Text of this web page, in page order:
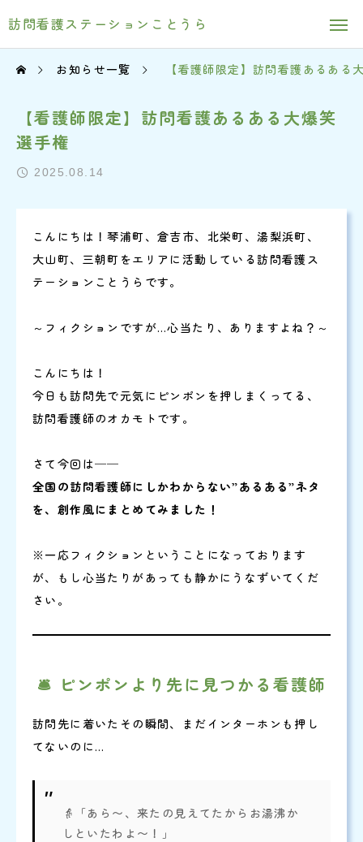
訪問看護ステーションことうら
お知らせ一覧 【看護師限定】訪問看護あるある
【看護師限定】訪問看護あるある大爆笑
選手権
2025.08.14
こんにちは！琴浦町、倉吉市、北栄町、湯梨浜町、
大山町、三朝町をエリアに活動している訪問看護ス
テーションことうらです。
～フィクションですが…心当たり、ありますよね？～
こんにちは！
今日も訪問先で元気にピンポンを押しまくってる、
訪問看護師のオカモトです。
さて今回は──
全国の訪問看護師にしかわからない”あるある”ネタ
を、創作風にまとめてみました！
※一応フィクションということになっております
が、もし心当たりがあっても静かにうなずいてくだ
さい。
🛎️ ピンポンより先に見つかる看護師
訪問先に着いたその瞬間、まだインターホンも押し
てないのに…
👵「あら〜、来たの見えてたからお湯沸か
しといたわよ〜！」